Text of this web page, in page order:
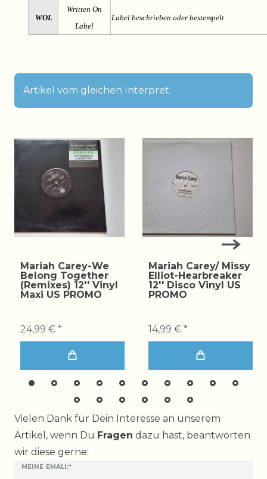
WOL
Written On
Label
Label beschrieben oder bestempelt
Artikel vom gleichen Interpret:
Mariah Carey-We
Belong Together
(Remixes) 12'' Vinyl
Maxi US PROMO
24,99 € *
Mariah Carey/ Missy
Elliot-Hearbreaker
12'' Disco Vinyl US
PROMO
14,99 € *
Vielen Dank für Dein Interesse an unserem
Artikel, wenn Du Fragen dazu hast, beantworten
wir diese gerne:
MEINE EMALI:*
Ceres::Template.mailFormHoneypotLabel